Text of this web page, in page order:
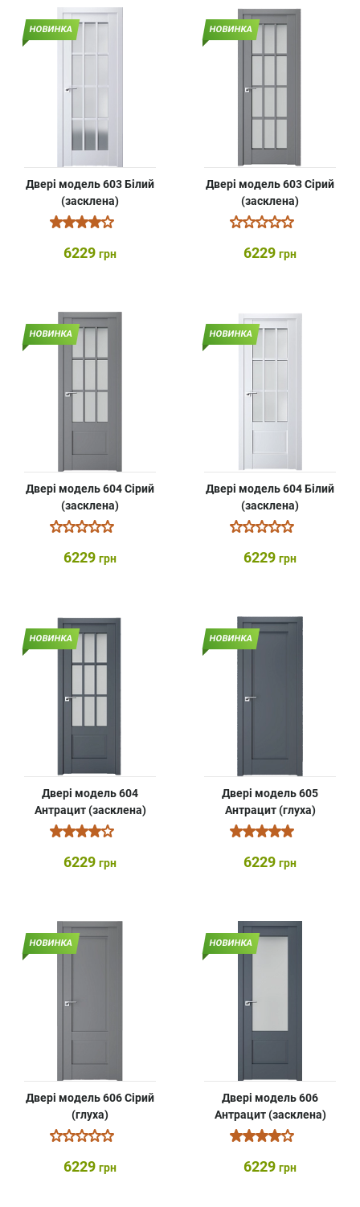
НОВИНКА
Двері модель 603 Білий
(засклена)
6229 грн
НОВИНКА
Двері модель 603 Сірий
(засклена)
6229 грн
НОВИНКА
Двері модель 604 Сірий
(засклена)
6229 грн
НОВИНКА
Двері модель 604 Білий
(засклена)
6229 грн
НОВИНКА
Двері модель 604
Антрацит (засклена)
6229 грн
НОВИНКА
Двері модель 605
Антрацит (глуха)
6229 грн
НОВИНКА
Двері модель 606 Сірий
(глуха)
6229 грн
НОВИНКА
Двері модель 606
Антрацит (засклена)
6229 грн